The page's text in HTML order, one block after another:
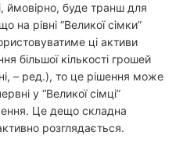
ймовірно, буде транш для
на рівні “Великої сімки”
ці активи
більшої кількості грошей
– ред.), то це рішення може
у “Великої сімці”
Це дещо складна
розглядається.